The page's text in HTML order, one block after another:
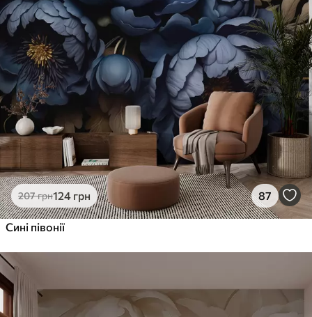
207грн124 грн 87
Сині півонії